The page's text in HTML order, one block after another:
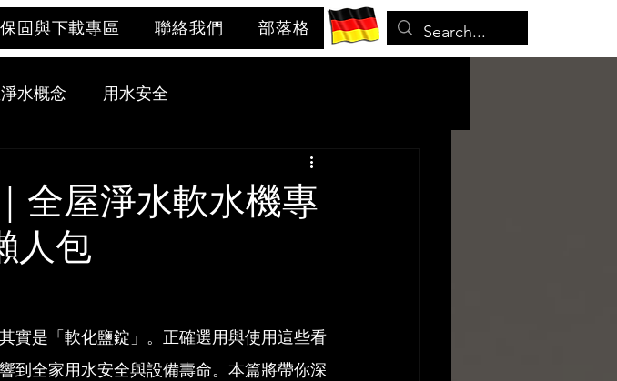
保固與下載專區 聯絡我們 部落格
水概念 用水安全
全屋淨水軟水機專
人包
實是「軟化鹽錠」。正確選用與使用這些看
到全家用水安全與設備壽命。本篇將帶你深